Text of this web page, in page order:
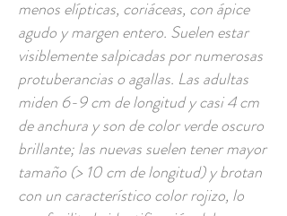
menos elípticas, coriáceas, con ápice
agudo y margen entero. Suelen estar
visiblemente salpicadas por numerosas
protuberancias o agallas. Las adultas
miden 6-9 cm de longitud y casi 4 cm
de anchura y son de color verde oscuro
brillante; las nuevas suelen tener mayor
tamaño (> 10 cm de longitud) y brotan
con un característico color rojizo, lo